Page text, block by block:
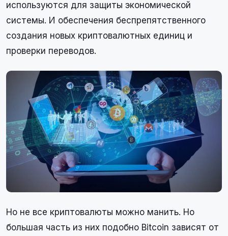
используются для защиты экономической
системы. И обеспечения беспрепятственного
создания новых криптовалютных единиц и
проверки переводов.
Но не все криптовалюты можно манить. Но
большая часть из них подобно Bitcoin зависят от